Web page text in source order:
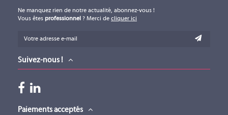
(UNLIMITED)
Ne manquez rien de notre actualité, abonnez-vous !
Vous êtes professionnel ? Merci de cliquer ici
Suivez-nous !
Paiements acceptés